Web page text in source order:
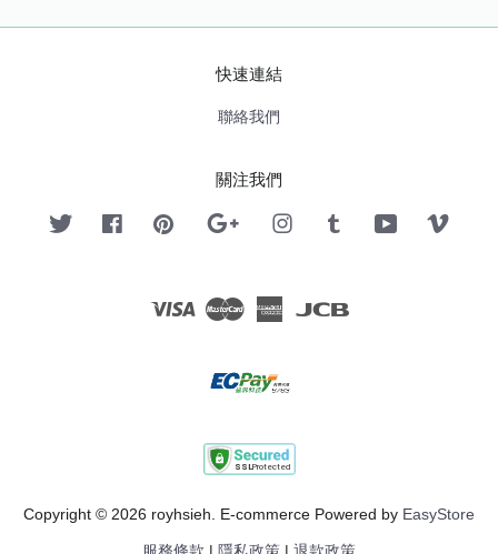
快速連結
聯絡我們
關注我們
Twitter FacebookPinterest Google InstagramTumblr YouTube
Visa Master American
Copyright © 2026 royhsieh. E-commerce Powered by EasyStore